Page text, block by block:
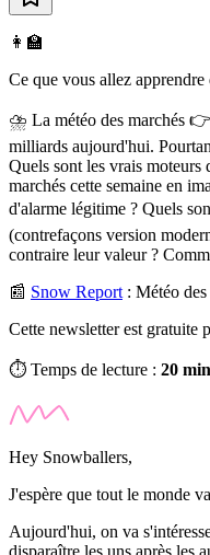
👩‍🏫
Ce que vous allez apprendre
⛈️ La météo des marchés 👉
milliards aujourd'hui.
Quels sont les vrais moteurs
marchés cette semaine en
d'alarme légitime ? Quels
(contrefaçons version
contraire leur valeur ?
📰 Snow Report : Météo
Cette newsletter est gratuite
⏱️ Temps de lecture : 20
Hey Snowballers,
J'espère que tout le monde
Aujourd'hui, on va
disparaître les uns après les